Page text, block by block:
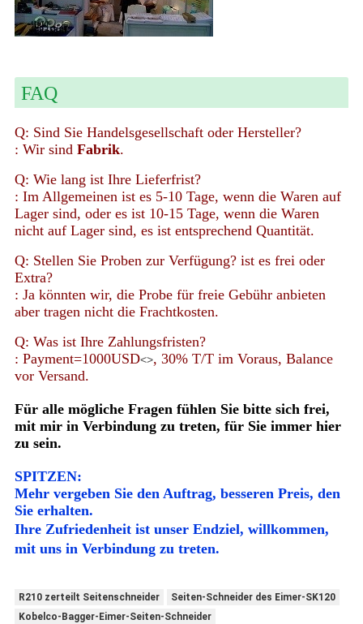
FAQ
Q: Sind Sie Handelsgesellschaft oder Hersteller?
: Wir sind Fabrik.
Q: Wie lang ist Ihre Lieferfrist?
: Im Allgemeinen ist es 5-10 Tage, wenn die Waren auf
Lager sind, oder es ist 10-15 Tage, wenn die Waren
nicht auf Lager sind, es ist entsprechend Quantität.
Q: Stellen Sie Proben zur Verfügung? ist es frei oder
Extra?
: Ja könnten wir, die Probe für freie Gebühr anbieten
aber tragen nicht die Frachtkosten.
Q: Was ist Ihre Zahlungsfristen?
: Payment=1000USD<>, 30% T/T im Voraus, Balance
vor Versand.
Für alle mögliche Fragen fühlen Sie bitte sich frei,
mit mir in Verbindung zu treten, für Sie immer hier
zu sein.
SPITZEN:
Mehr vergeben Sie den Auftrag, besseren Preis, den
Sie erhalten.
Ihre Zufriedenheit ist unser Endziel, willkommen,
mit uns in Verbindung zu treten.
R210 zerteilt Seitenschneider
Seiten-Schneider des Eimer-SK120
Kobelco-Bagger-Eimer-Seiten-Schneider